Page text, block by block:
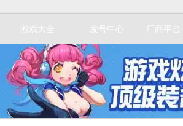
游戏大全 发号中心 厂商平台